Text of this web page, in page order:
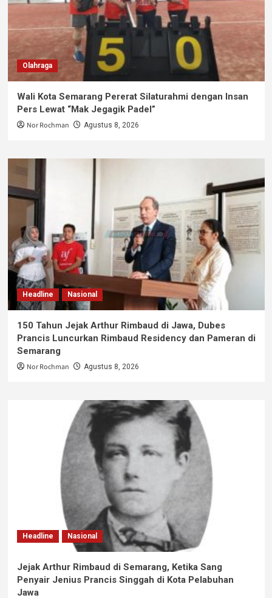
Olahraga
Wali Kota Semarang Pererat Silaturahmi dengan Insan
Pers Lewat “Mak Jegagik Padel”
Nor Rochman Agustus 8, 2026
Headline Nasional
150 Tahun Jejak Arthur Rimbaud di Jawa, Dubes
Prancis Luncurkan Rimbaud Residency dan Pameran di
Semarang
Nor Rochman Agustus 8, 2026
Headline Nasional
Jejak Arthur Rimbaud di Semarang, Ketika Sang
Penyair Jenius Prancis Singgah di Kota Pelabuhan
Jawa